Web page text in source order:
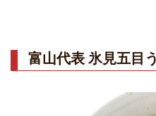
富山代表 氷見五目